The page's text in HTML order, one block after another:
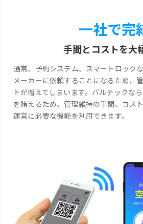
一社で完
手間とコストを大
通常、予約システム、スマートロック
メーカーに依頼することになるため、
トが増えてしまいます。バルテックな
を賄えるため、管理維持の手間、コス
運営に必要な機能を利用できます。